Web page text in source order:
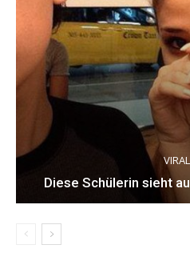
VIRAL
Diese Schülerin sieht